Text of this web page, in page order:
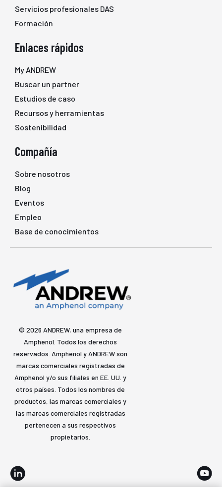
Servicios profesionales DAS
Formación
Enlaces rápidos
My ANDREW
Buscar un partner
Estudios de caso
Recursos y herramientas
Sostenibilidad
Compañía
Sobre nosotros
Blog
Eventos
Empleo
Base de conocimientos
© 2026 ANDREW, una empresa de
Amphenol. Todos los derechos
reservados. Amphenol y ANDREW son
marcas comerciales registradas de
Amphenol y/o sus filiales en EE. UU. y
otros países. Todos los nombres de
productos, las marcas comerciales y
las marcas comerciales registradas
pertenecen a sus respectivos
propietarios.